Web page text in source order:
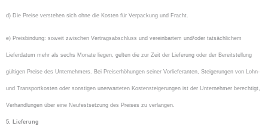
d) Die Preise verstehen sich ohne die Kosten für Verpackung und Fracht.
e) Preisbindung: soweit zwischen Vertragsabschluss und vereinbartem und/oder tatsächlichem
Lieferdatum mehr als sechs Monate liegen, gelten die zur Zeit der Lieferung oder der Bereitstellung
gültigen Preise des Unternehmers. Bei Preiserhöhungen seiner Vorlieferanten, Steigerungen von Lohn-
und Transportkosten oder sonstigen unerwarteten Kostensteigerungen ist der Unternehmer berechtigt,
Verhandlungen über eine Neufestsetzung des Preises zu verlangen.
5. Lieferung